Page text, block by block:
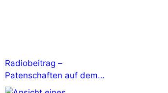
Radiobeitrag –
Patenschaften auf dem
Johannisfriedhof